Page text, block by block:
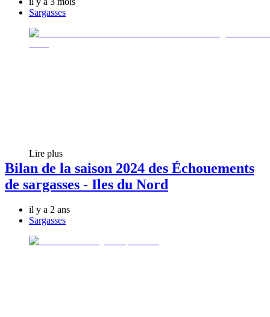
Sargasses
Lire plus
Bilan de la saison 2024 des Échouements
de sargasses - Iles du Nord
il y a 2 ans
Sargasses